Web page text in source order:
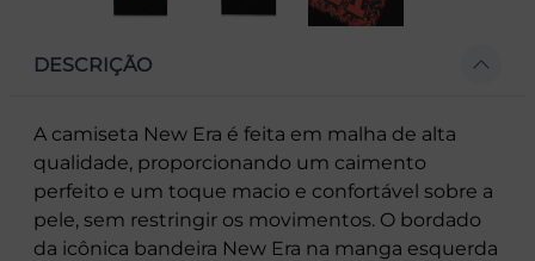
DESCRIÇÃO
A camiseta New Era é feita em malha de alta
qualidade, proporcionando um caimento
perfeito e um toque macio e confortável sobre a
pele, sem restringir os movimentos. O bordado
da icônica bandeira New Era na manga esquerda